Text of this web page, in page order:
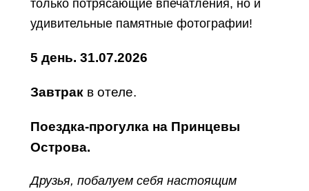
только потрясающие впечатления, но и
удивительные памятные фотографии!
5 день. 31.07.2026
Завтрак в отеле.
Поездка-прогулка на Принцевы
Острова.
Друзья, побалуем себя настоящим